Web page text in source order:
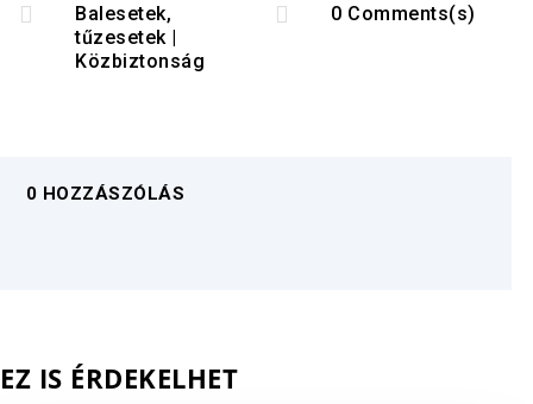

Balesetek,
tűzesetek|
Közbiztonság
 0 Comments(s)
0 HOZZÁSZÓLÁS
EZ IS ÉRDEKELHET